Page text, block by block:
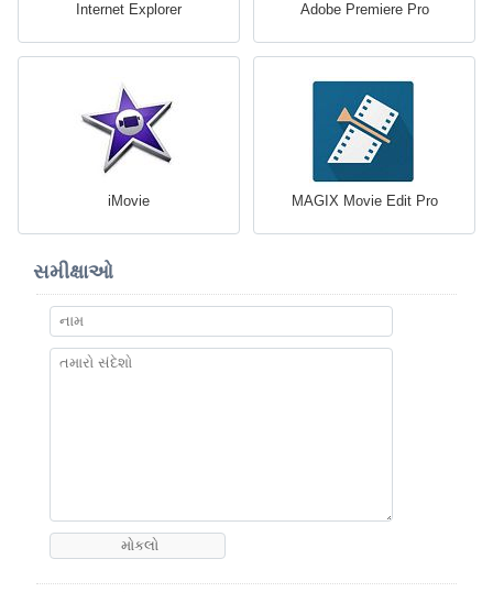
Internet Explorer Adobe Premiere Pro
iMovie MAGIX Movie Edit Pro
સમીક્ષાઓ